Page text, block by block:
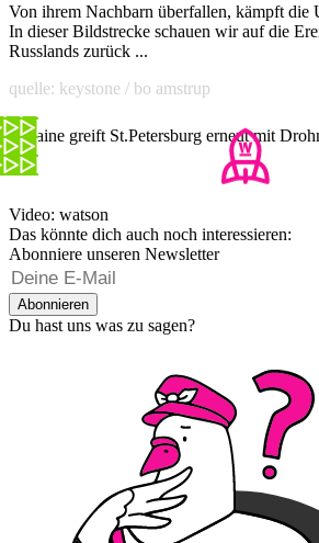
Von ihrem Nachbarn überfallen, kämpft die
In dieser Bildstrecke schauen wir auf die
Russlands zurück ...
quelle: keystone / bo amstrup
Ukraine greift St.Petersburg erneut mit
Video: watson
Das könnte dich auch noch interessieren:
Abonniere unseren Newsletter
Abonnieren
Du hast uns was zu sagen?